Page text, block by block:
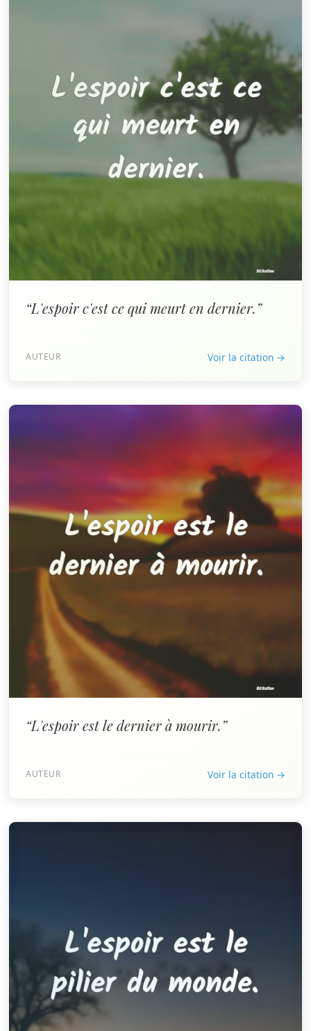
“L'espoir c'est ce qui meurt en dernier.”
AUTEUR Voir la citation →
“L'espoir est le dernier à mourir.”
AUTEUR Voir la citation →